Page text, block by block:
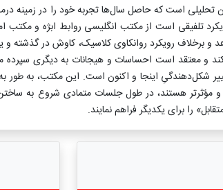
تحلیلی است که حاصل سال‌ها تجربه خود را در زمینه
تلفیقی است از مکتب انگلیسی روابط ابژه و مکتب
و برخلاف رویکرد روانکاوی کلاسیک، کاوش در گذشته و
و معتقد است احساسات و هیجانات به دیگری
شکل‌دهندگیِ اینجا و اکنون است. این مکتب، به
مؤثرتر هستند، در طول جلسات متمادی شروع به
را برای یکدیگر فراهم نمایند.